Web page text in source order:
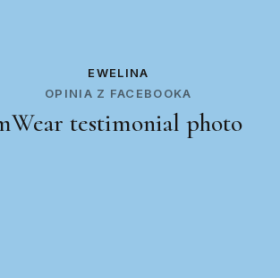
EWELINA
OPINIA Z FACEBOOKA